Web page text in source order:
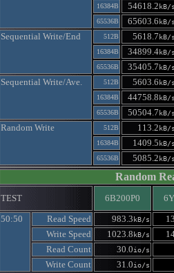
16384B
54618.2 kB/
65536B
65603.6 kB/
Sequential Write/End 512B 5618.7 kB/
16384B
34899.4kB/
65536B
35405.7 kB/
Sequential Write/Ave. 512B 5603.6 kB/
16384B
44758.8 kB/
65536B
50504.7 kB/
Random Write 512B 113.2 kB/
16384B
1409.5 kB/
65536B
5085.2 kB/
Random
TEST 6B200P0
50:50
Read Speed 983.3 kB/s
Write Speed
1023.8 kB/s
Read Count
30.0io/s
Write Count 31.0io/s